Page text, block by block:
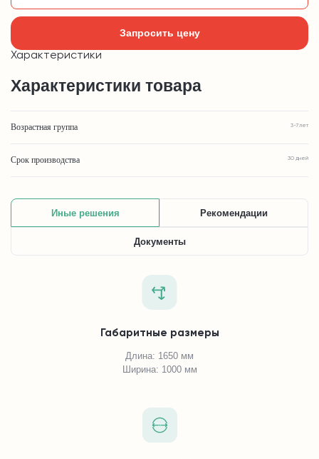
Запросить цену
Характеристики
Характеристики товара
Возрастная группа 3-7 лет
Срок производства 30 дней
Иные решения Рекомендации
Документы
Габаритные размеры
Длина: 1650 мм
Ширина: 1000 мм